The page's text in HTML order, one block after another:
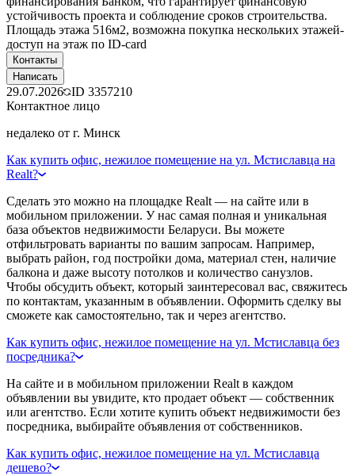
устойчивость проекта и соблюдение сроков строительства.
Площадь этажа 516м2, возможна покупка нескольких этажей-
доступ на этаж по ID-card
Контакты
Написать
29.07.2026 ID 3357210
Контактное лицо
недалеко от г. Минск
Как купить офис, нежилое помещение на ул. Мстиславца на
Realt?
Сделать это можно на площадке Realt — на сайте или в
мобильном приложении. У нас самая полная и уникальная
база объектов недвижимости Беларуси. Вы можете
отфильтровать варианты по вашим запросам. Например,
выбрать район, год постройки дома, материал стен, наличие
балкона и даже высоту потолков и количество санузлов.
Чтобы обсудить объект, который заинтересовал вас, свяжитесь
по контактам, указанным в объявлении. Оформить сделку вы
сможете как самостоятельно, так и через агентство.
Как купить офис, нежилое помещение на ул. Мстиславца без
посредника?
На сайте и в мобильном приложении Realt в каждом
объявлении вы увидите, кто продает объект — собственник
или агентство. Если хотите купить объект недвижимости без
посредника, выбирайте объявления от собственников.
Как купить офис, нежилое помещение на ул. Мстиславца
дешево?